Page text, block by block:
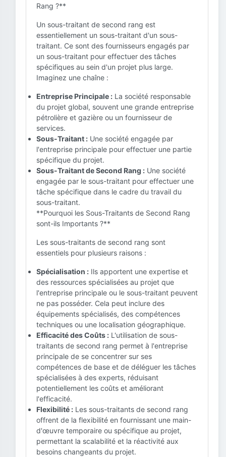
Rang ?**
Un sous-traitant de second rang est
essentiellement un sous-traitant d'un sous-
traitant. Ce sont des fournisseurs engagés par
un sous-traitant pour effectuer des tâches
spécifiques au sein d'un projet plus large.
Imaginez une chaîne :
Entreprise Principale : La société responsable
du projet global, souvent une grande entreprise
pétrolière et gazière ou un fournisseur de
services.
Sous-Traitant : Une société engagée par
l'entreprise principale pour effectuer une partie
spécifique du projet.
Sous-Traitant de Second Rang : Une société
engagée par le sous-traitant pour effectuer une
tâche spécifique dans le cadre du travail du
sous-traitant.
**Pourquoi les Sous-Traitants de Second Rang
sont-ils Importants ?**
Les sous-traitants de second rang sont
essentiels pour plusieurs raisons :
Spécialisation : Ils apportent une expertise et
des ressources spécialisées au projet que
l'entreprise principale ou le sous-traitant peuvent
ne pas posséder. Cela peut inclure des
équipements spécialisés, des compétences
techniques ou une localisation géographique.
Efficacité des Coûts : L'utilisation de sous-
traitants de second rang permet à l'entreprise
principale de se concentrer sur ses
compétences de base et de déléguer les tâches
spécialisées à des experts, réduisant
potentiellement les coûts et améliorant
l'efficacité.
Flexibilité : Les sous-traitants de second rang
offrent de la flexibilité en fournissant une main-
d'œuvre temporaire ou spécifique au projet,
permettant la scalabilité et la réactivité aux
besoins changeants du projet.